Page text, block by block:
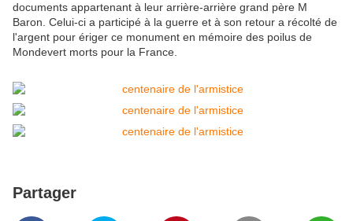
documents appartenant à leur arrière-arrière grand père M
Baron. Celui-ci a participé à la guerre et à son retour a récolté de
l'argent pour ériger ce monument en mémoire des poilus de
Mondevert morts pour la France.
Partager